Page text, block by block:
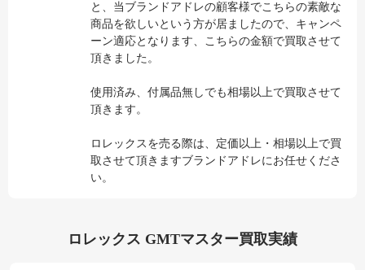
と、当ブランドアドレの顧客様でこちらの素敵な
商品を欲しいという方が居ましたので、キャンペ
ーン適応となります、こちらの金額で買取させて
頂きました。
使用済み、付属品無しでも相場以上で買取させて
頂きます。
ロレックスを売る際は、定価以上・相場以上で買
取させて頂きますブランドアドレにお任せくださ
い。
ロレックス GMTマスター買取実績